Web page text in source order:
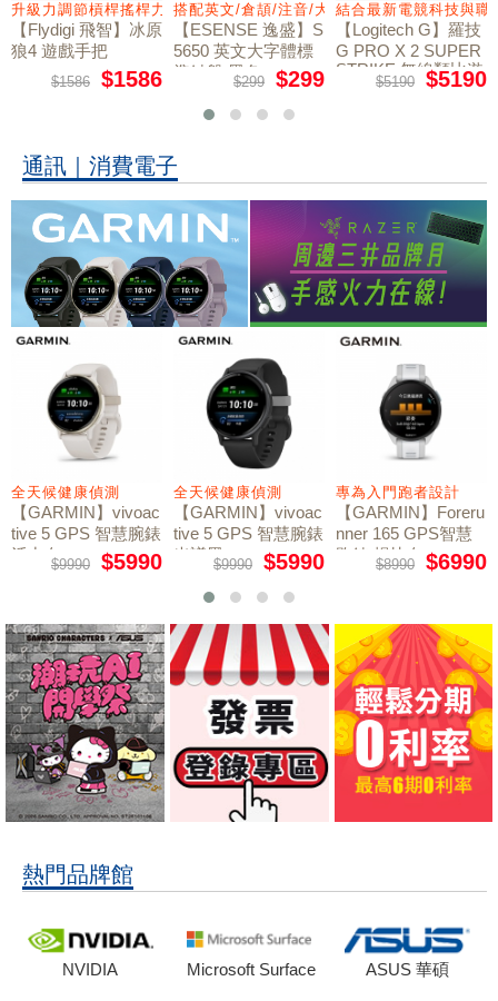
墊
升級力調節槓桿搖桿力切換扳機
【Flydigi 飛智】冰原
狼4 遊戲手把
$1586 $1586
搭配英文/倉頡/注音/大易
【ESENSE 逸盛】S
5650 英文大字體標
準鍵盤 黑色
$299 $299
結合最新電競科技與
【Logitech G】羅技
G PRO X 2 SUPER
STRIKE 無線類比遊
戲滑鼠$5190 $5190
通訊｜消費電子
全天候健康偵測
【GARMIN】vivoac
tive 5 GPS 智慧腕錶
活力白
$9990 $5990
全天候健康偵測
【GARMIN】vivoac
tive 5 GPS 智慧腕錶
光譜黑
$9990 $5990
專為入門跑者設計
【GARMIN】Foreru
nner 165 GPS智慧
跑錶 暢快白
$8990 $6990
熱門品牌館
NVIDIA Microsoft Surface ASUS 華碩